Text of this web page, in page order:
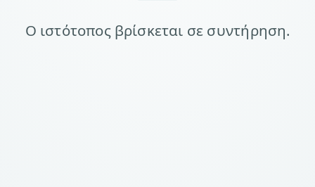
Ο ιστότοπος βρίσκεται σε συντήρηση.